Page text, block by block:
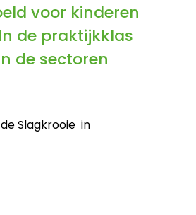
voor kinderen
de praktijkklas
de sectoren
Slagkrooie in